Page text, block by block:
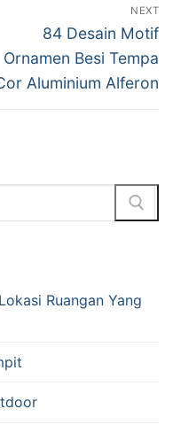
NEXT
84 Desain Motif
Ornamen Besi Tempa
Aluminium Alferon
Ruangan Yang